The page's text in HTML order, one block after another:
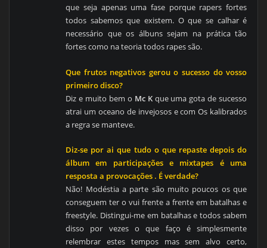
que seja apenas uma fase porque rapers fortes
todos sabemos que existem. O que se calhar é
necessário que os álbuns sejam na prática tão
fortes como na teoria todos rapes são.
Que frutos negativos gerou o sucesso do vosso
primeiro disco?
Diz e muito bem o Mc Kque uma gota de sucesso
atrai um oceano de invejosos e com Os kalibrados
a regra se manteve.
Diz-se por ai que tudo o que repaste depois do
álbum em participações e mixtapes é uma
resposta a provocações . É verdade?
Não! Modéstia a parte são muito poucos os que
conseguem ter o vui frente a frente em batalhas e
freestyle. Distingui-me em batalhas e todos sabem
disso por vezes o que faço é simplesmente
relembrar estes tempos mas sem alvo certo,